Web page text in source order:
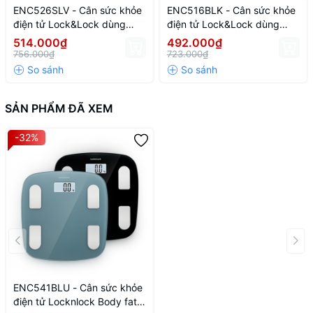
Với khả năng đo trọng lượng lên đến
mọi thành viên trong gia đình, giúp theo dõi sức khỏe của cả
ENC526SLV - Cân sức khỏe
điện tử Lock&Lock dùng
trong gia đình, pin sạc -
180kg
514.000₫
756.000₫
ENC516BLK - Cân sức khỏe
điện tử Lock&Lock dùng
trong gia đình - 180kg
492.000₫
723.000₫
SẢN PHẨM ĐÃ XEM
-32%
ENC541BLU - Cân sức khỏe
điện tử Locknlock Body fat